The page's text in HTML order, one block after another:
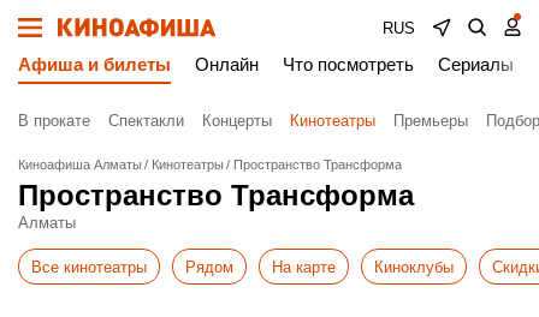
RUS
Афиша и билеты Онлайн Что посмотреть Сериалы
В прокате Спектакли Концерты Кинотеатры Премьеры
Киноафиша Алматы Кинотеатры Пространство Трансформа
Пространство Трансформа
Алматы
Все кинотеатры Рядом На карте Киноклубы